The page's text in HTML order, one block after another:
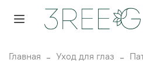
Главная Уход для глаз